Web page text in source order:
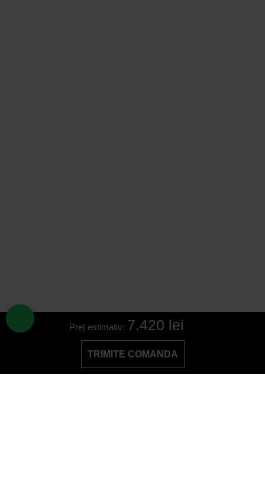
Preț estimativ: 7.420 lei
TRIMITE COMANDA